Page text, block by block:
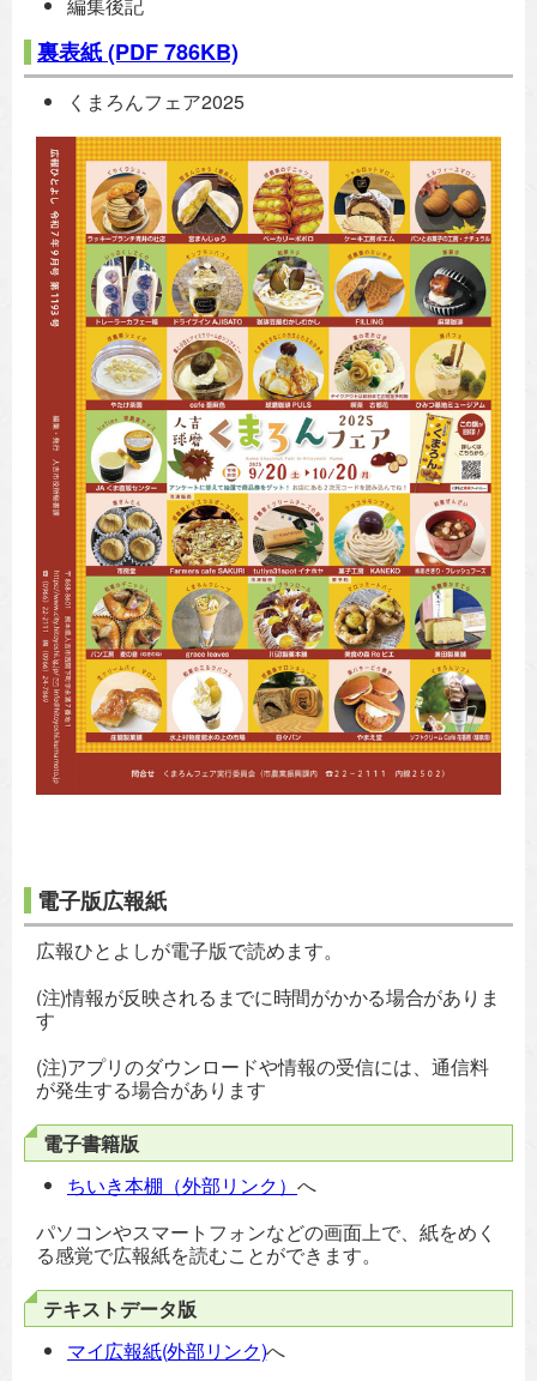
編集後記
裏表紙(PDF 786KB)
くまろんフェア2025
電子版広報紙
広報ひとよしが電子版で読めます。
(注)情報が反映されるまでに時間がかかる場合がありま
す
(注)アプリのダウンロードや情報の受信には、通信料
が発生する場合があります
電子書籍版
ちいき本棚（外部リンク） へ
パソコンやスマートフォンなどの画面上で、紙をめく
る感覚で広報紙を読むことができます。
テキストデータ版
マイ広報紙(外部リンク)へ